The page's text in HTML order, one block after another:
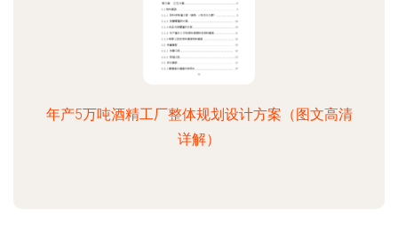
年产5万吨酒精工厂整体规划设计方案（图文高清
详解）